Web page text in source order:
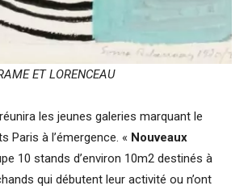
ET LORENCEAU
les jeunes galeries marquant le
Paris à l’émergence. « Nouveaux
10 stands d’environ 10m2 destinés à
qui débutent leur activité ou n’ont